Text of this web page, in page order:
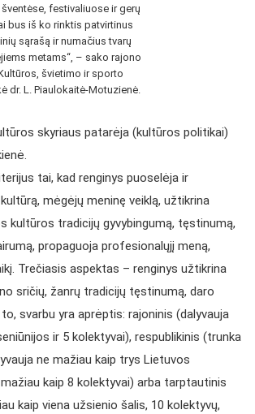
festivaliuose ir gerų
bus iš ko rinktis patvirtinus
sąrašą ir numačius tvarų
metams“, – sako rajono
švietimo ir sporto
dr. L. Piaulokaitė-Motuzienė.
skyriaus patarėja (kultūros politikai)
tai, kad renginys puoselėja ir
mėgėjų meninę veiklą, užtikrina
kultūros tradicijų gyvybingumą, tęstinumą,
propaguoja profesionalųjį meną,
Trečiasis aspektas – renginys užtikrina
sričių, žanrų tradicijų tęstinumą, daro
svarbu yra aprėptis: rajoninis (dalyvauja
ir 5 kolektyvai), respublikinis (trunka
ne mažiau kaip trys Lietuvos
kaip 8 kolektyvai) arba tarptautinis
kaip viena užsienio šalis, 10 kolektyvų,